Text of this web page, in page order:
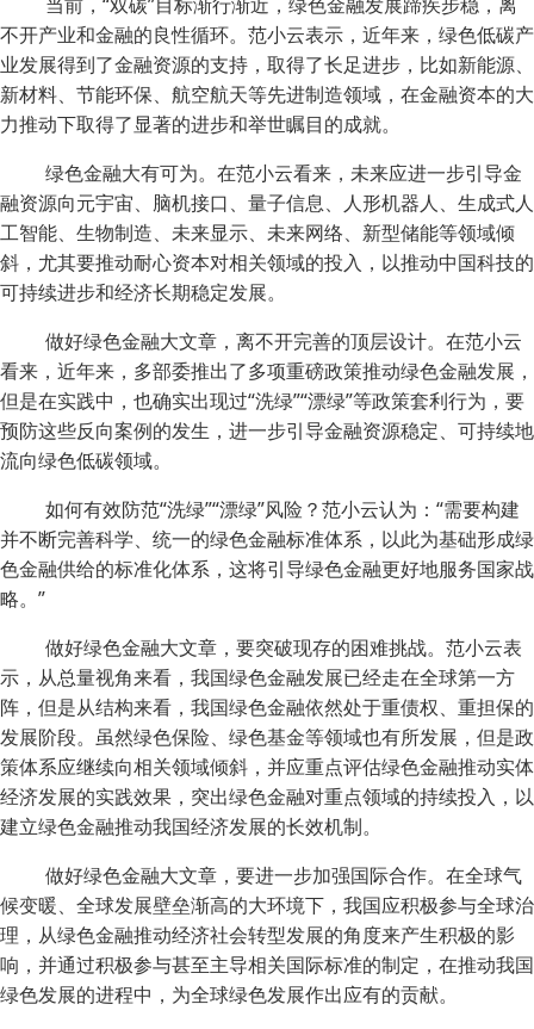
不开产业和金融的良性循环。范小云表示，近年来，绿色低碳产
业发展得到了金融资源的支持，取得了长足进步，比如新能源、
新材料、节能环保、航空航天等先进制造领域，在金融资本的大
力推动下取得了显著的进步和举世瞩目的成就。
绿色金融大有可为。在范小云看来，未来应进一步引导金
融资源向元宇宙、脑机接口、量子信息、人形机器人、生成式人
工智能、生物制造、未来显示、未来网络、新型储能等领域倾
斜，尤其要推动耐心资本对相关领域的投入，以推动中国科技的
可持续进步和经济长期稳定发展。
做好绿色金融大文章，离不开完善的顶层设计。在范小云
看来，近年来，多部委推出了多项重磅政策推动绿色金融发展，
但是在实践中，也确实出现过“洗绿”“漂绿”等政策套利行为，要
预防这些反向案例的发生，进一步引导金融资源稳定、可持续地
流向绿色低碳领域。
如何有效防范“洗绿”“漂绿”风险？范小云认为：“需要构建
并不断完善科学、统一的绿色金融标准体系，以此为基础形成绿
色金融供给的标准化体系，这将引导绿色金融更好地服务国家战
略。”
做好绿色金融大文章，要突破现存的困难挑战。范小云表
示，从总量视角来看，我国绿色金融发展已经走在全球第一方
阵，但是从结构来看，我国绿色金融依然处于重债权、重担保的
发展阶段。虽然绿色保险、绿色基金等领域也有所发展，但是政
策体系应继续向相关领域倾斜，并应重点评估绿色金融推动实体
经济发展的实践效果，突出绿色金融对重点领域的持续投入，以
建立绿色金融推动我国经济发展的长效机制。
做好绿色金融大文章，要进一步加强国际合作。在全球气
候变暖、全球发展壁垒渐高的大环境下，我国应积极参与全球治
理，从绿色金融推动经济社会转型发展的角度来产生积极的影
响，并通过积极参与甚至主导相关国际标准的制定，在推动我国
绿色发展的进程中，为全球绿色发展作出应有的贡献。